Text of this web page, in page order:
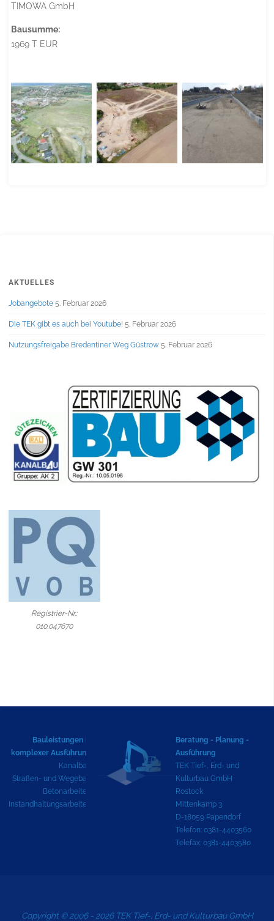
TIMOWA GmbH
Bausumme:
1969 T EUR
AKTUELLES
Jobangebote 5. Februar 2026
Die TEK gibt es auch bei Youtube! 5. Februar 2026
Nutzungsfreigabe Bredentiner Weg Güstrow 5. Februar 2026
Registrier-Nr.:
010.047670
Bauleistungen in
komplexer Ausführung
Kanalbau
Straßen- und Wegebau
Betonarbeiten
Instandhaltungsarbeiten
Beratung - Planung -
Ausführung
TEK Tief-, Erd- und
Kulturbau GmbH
Rostock
Mittenkamp 3
D-18059 Papendorf
Telefon: 0381-4403560
Telefax: 0381-4403580
Copyright © 2006 - 2026 TEK Tief-, Erd- und Kulturbau GmbH